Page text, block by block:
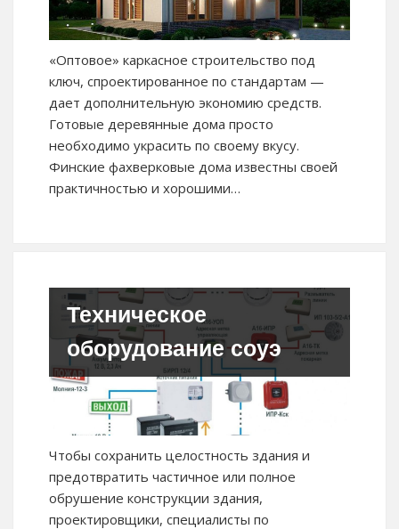
«Оптовое» каркасное строительство под
ключ, спроектированное по стандартам —
дает дополнительную экономию средств.
Готовые деревянные дома просто
необходимо украсить по своему вкусу.
Финские фахверковые дома известны своей
практичностью и хорошими…
Техническое
оборудование соуэ
Чтобы сохранить целостность здания и
предотвратить частичное или полное
обрушение конструкции здания,
проектировщики, специалисты по